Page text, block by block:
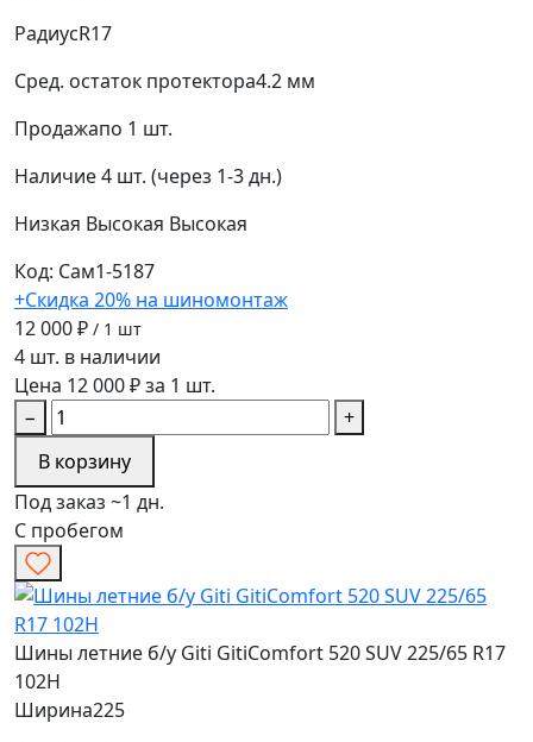
РадиусR17
Сред. остаток протектора4.2 мм
Продажапо 1 шт.
Наличие4 шт. (через 1-3 дн.)
Низкая Высокая Высокая
Код: Сам1-5187
+Скидка 20% на шиномонтаж
12 000 ₽ / 1 шт
4 шт. в наличии
Цена 12 000 ₽ за 1 шт.
−
+
В корзину
Под заказ ~1 дн.
С пробегом
Шины летние б/у Giti GitiComfort 520 SUV 225/65 R17
102H
Ширина225